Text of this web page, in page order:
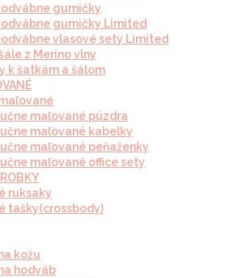
gumičky
gumičky Limited
vlasové sety Limited
z Merino vlny
k šatkám a šálom
maľované púzdra
maľované kabelky
maľované peňaženky
maľované office sety
ruksaky
tašky(crossbody)
kožu
hodváb